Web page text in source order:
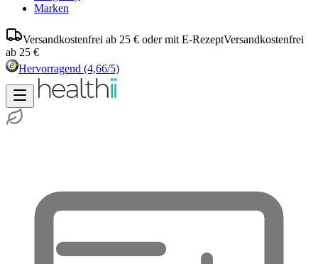
Marken
Versandkostenfrei ab 25 € oder mit E-RezeptVersandkostenfrei
ab 25 €
Hervorragend (4,66/5)